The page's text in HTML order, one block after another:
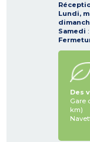
Lundi,
Samedi
Des
Gare
km)